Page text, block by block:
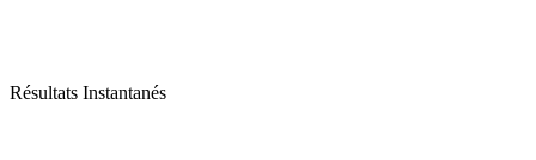
Résultats Instantanés